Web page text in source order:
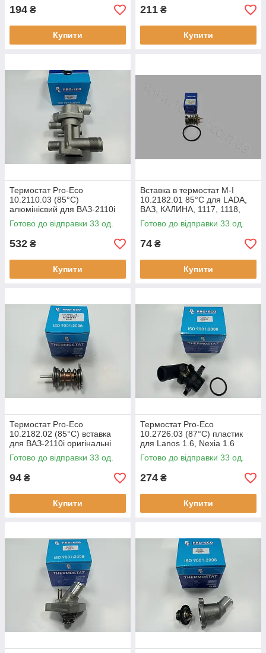
194 ₴
Купити
211 ₴
Купити
Термостат Pro-Eco
10.2110.03 (85°C)
алюмінієвий для ВАЗ-2110i
оригінальні номери: 21082-
1306010
Готово до відправки 33 од.
532 ₴
Купити
Вставка в термостат M-I
10.2182.01 85°C для LADA,
ВАЗ, КАЛИНА, 1117, 1118,
1119, оригінальні номери:
1118-1306010,
Готово до відправки 33 од.
74 ₴
Купити
Термостат Pro-Eco
10.2182.02 (85°C) вставка
для ВАЗ-2110i оригінальні
номери: 21082-1306010
Готово до відправки 33 од.
94 ₴
Купити
Термостат Pro-Eco
10.2726.03 (87°C) пластик
для Lanos 1.6, Nexia 1.6
оригінальні номери:
96282726
Готово до відправки 33 од.
274 ₴
Купити